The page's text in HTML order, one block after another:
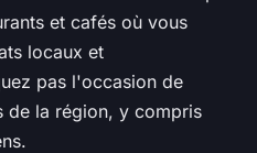
et cafés où vous
locaux et
pas l'occasion de
de la région, y compris